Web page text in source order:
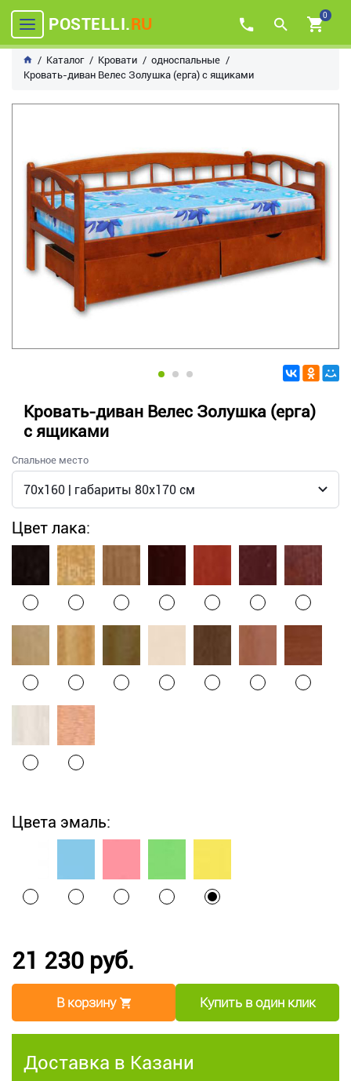
POSTELLI.RU 0
Каталог Кровати
односпальные
Кровать-диван Велес Золушка (ерга) с ящиками
Кровать-диван Велес Золушка (ерга)
с ящиками
Спальное место
Цвет лака:
Цвета эмаль:
21 230 руб.
В корзину Купить в один клик
Доставка в Казани